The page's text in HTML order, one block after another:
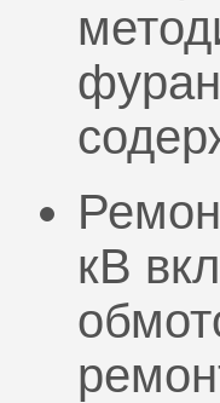
кВ